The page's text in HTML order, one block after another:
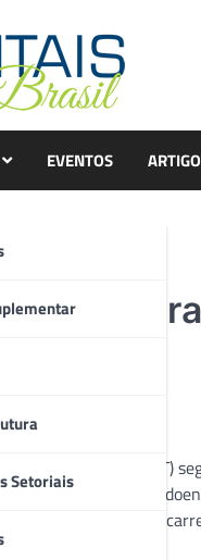
Setoriais
EVENTOS
transmissíveis (DCNT)
No Brasil, as
ou associados,
brasileira.